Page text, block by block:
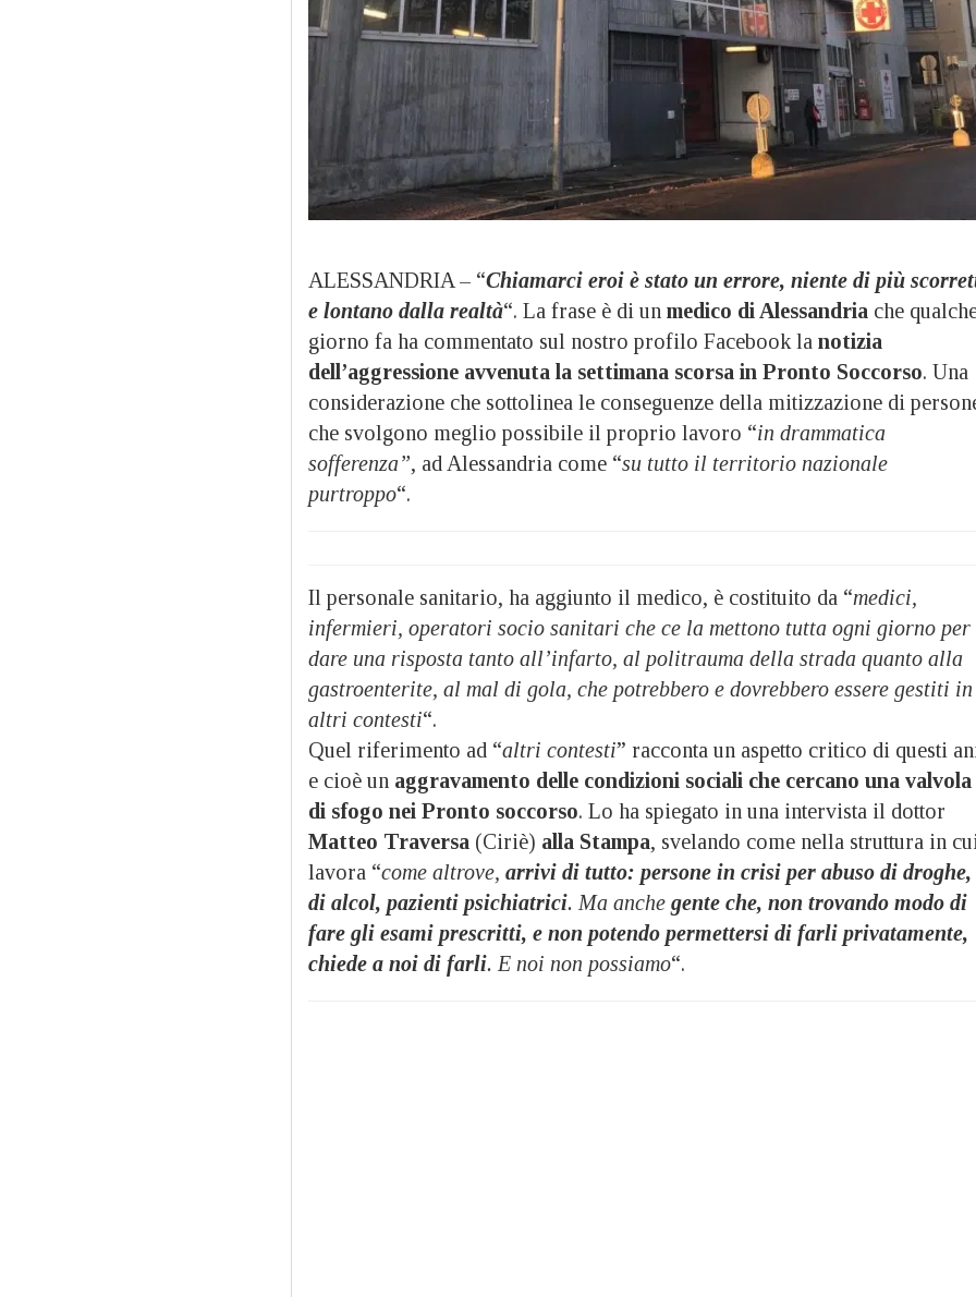
ALESSANDRIA – “Chiamarci eroi è stato un errore, niente di più
e lontano dalla realtà“. La frase è di un medico di Alessandria che
giorno fa ha commentato sul nostro profilo Facebook la notizia
dell’aggressione avvenuta la settimana scorsa in Pronto Soccorso. Una
considerazione che sottolinea le conseguenze della mitizzazione di
che svolgono meglio possibile il proprio lavoro “in drammatica
sofferenza”, ad Alessandria come “su tutto il territorio nazionale
purtroppo“.
Il personale sanitario, ha aggiunto il medico, è costituito da “medici,
infermieri, operatori socio sanitari che ce la mettono tutta ogni giorno per
dare una risposta tanto all’infarto, al politrauma della strada quanto alla
gastroenterite, al mal di gola, che potrebbero e dovrebbero essere gestiti in
altri contesti“.
Quel riferimento ad “altri contesti” racconta un aspetto critico di questi
e cioè un aggravamento delle condizioni sociali che cercano una valvola
di sfogo nei Pronto soccorso. Lo ha spiegato in una intervista il dottor
Matteo Traversa (Ciriè) alla Stampa, svelando come nella struttura in
lavora “come altrove, arrivi di tutto: persone in crisi per abuso di droghe,
di alcol, pazienti psichiatrici. Ma anche gente che, non trovando modo di
fare gli esami prescritti, e non potendo permettersi di farli privatamente,
chiede a noi di farli. E noi non possiamo“.